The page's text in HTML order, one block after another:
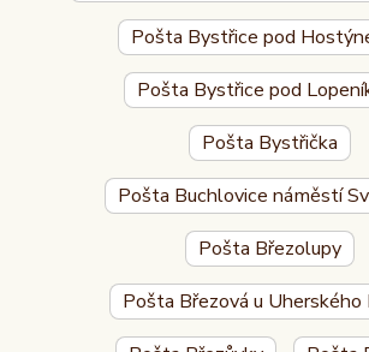
Pošta Bystřice pod
Pošta Bystřice pod
Pošta Bystřička
Pošta Buchlovice náměstí
Pošta Březolupy
Pošta Březová u Uherského